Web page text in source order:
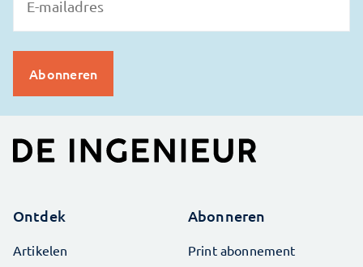
Ontdek
Artikelen
Abonneren
Print abonnement